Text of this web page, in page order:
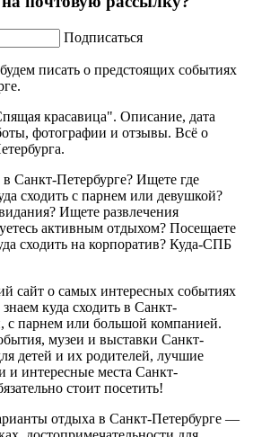
Подписаться
писать о предстоящих событиях
красавица". Описание, дата
фотографии и отзывы. Всё о
в Санкт-Петербурге? Ищете где
сходить с парнем или девушкой?
Ищете развлечения
активным отдыхом? Посещаете
сходить на корпоратив? Куда-СПБ
сайт о самых интересных событиях
куда сходить в Санкт-
с парнем или большой компанией.
музеи и выставки Санкт-
детей и их родителей, лучшие
и интересные места Санкт-
стоит посетить!
отдыха в Санкт-Петербурге —